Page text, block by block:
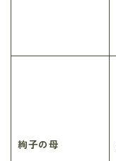
絢子の母